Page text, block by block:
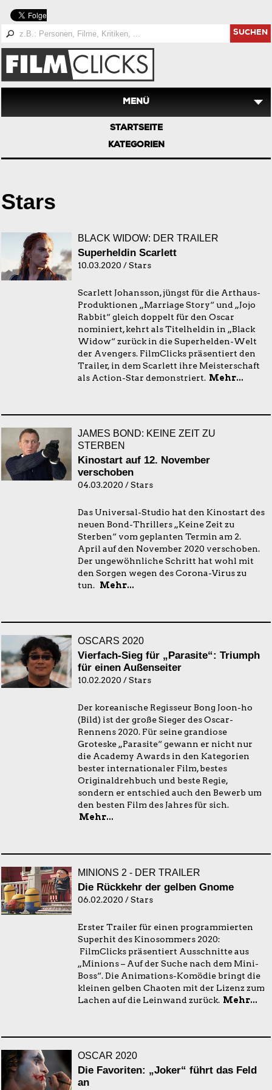
SUCHEN
MENÜ
STARTSEITE
KATEGORIEN
Stars
BLACK WIDOW: DER TRAILER
Superheldin Scarlett
10.03.2020 / Stars
Scarlett Johansson, jüngst für die Arthaus-
Produktionen „Marriage Story“ und „Jojo
Rabbit“ gleich doppelt für den Oscar
nominiert, kehrt als Titelheldin in „Black
Widow“ zurück in die Superhelden-Welt
der Avengers. FilmClicks präsentiert den
Trailer, in dem Scarlett ihre Meisterschaft
als Action-Star demonstriert. Mehr...
JAMES BOND: KEINE ZEIT ZU
STERBEN
Kinostart auf 12. November
verschoben
04.03.2020 / Stars
Das Universal-Studio hat den Kinostart des
neuen Bond-Thrillers „Keine Zeit zu
Sterben“ vom geplanten Termin am 2.
April auf den November 2020 verschoben.
Der ungewöhnliche Schritt hat wohl mit
den Sorgen wegen des Corona-Virus zu
tun. Mehr...
OSCARS 2020
Vierfach-Sieg für „Parasite“: Triumph
für einen Außenseiter
10.02.2020 / Stars
Der koreanische Regisseur Bong Joon-ho
(Bild) ist der große Sieger des Oscar-
Rennens 2020. Für seine grandiose
Groteske „Parasite“ gewann er nicht nur
die Academy Awards in den Kategorien
bester internationaler Film, bestes
Originaldrehbuch und beste Regie,
sondern er entschied auch den Bewerb um
den besten Film des Jahres für sich.
Mehr...
MINIONS 2 - DER TRAILER
Die Rückkehr der gelben Gnome
06.02.2020 / Stars
Erster Trailer für einen programmierten
Superhit des Kinosommers 2020:
FilmClicks präsentiert Ausschnitte aus
„Minions – Auf der Suche nach dem Mini-
Boss“. Die Animations-Komödie bringt die
kleinen gelben Chaoten mit der Lizenz zum
Lachen auf die Leinwand zurück. Mehr...
OSCAR 2020
Die Favoriten: „Joker“ führt das Feld
an